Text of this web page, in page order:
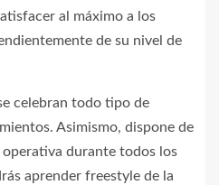
al máximo a los
de su nivel de
celebran todo tipo de
Asimismo, dispone de
durante todos los
aprender freestyle de la